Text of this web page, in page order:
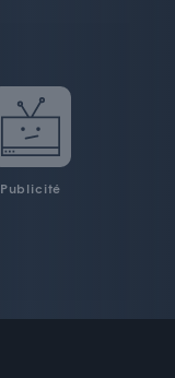
Publicité